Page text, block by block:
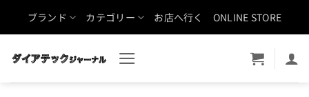
ブランド カテゴリー お店へ行く ONLINE STORE